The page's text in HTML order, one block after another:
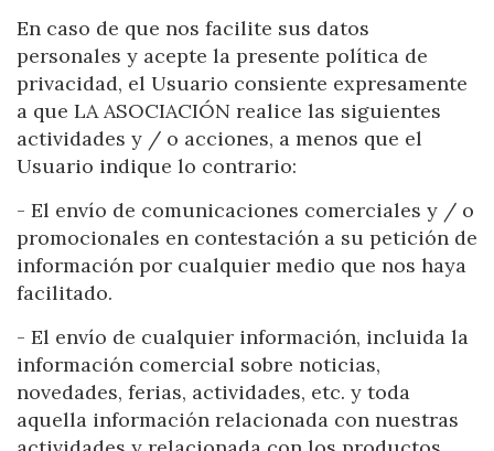
En caso de que nos facilite sus datos
personales y acepte la presente política de
privacidad, el Usuario consiente expresamente
a que LA ASOCIACIÓN realice las siguientes
actividades y / o acciones, a menos que el
Usuario indique lo contrario:
- El envío de comunicaciones comerciales y / o
promocionales en contestación a su petición de
información por cualquier medio que nos haya
facilitado.
- El envío de cualquier información, incluida la
información comercial sobre noticias,
novedades, ferias, actividades, etc. y toda
aquella información relacionada con nuestras